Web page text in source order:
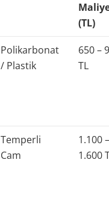
(TL)
Polikarbonat
/ Plastik
650 –
TL
Temperli
Cam
1.100 –
1.600